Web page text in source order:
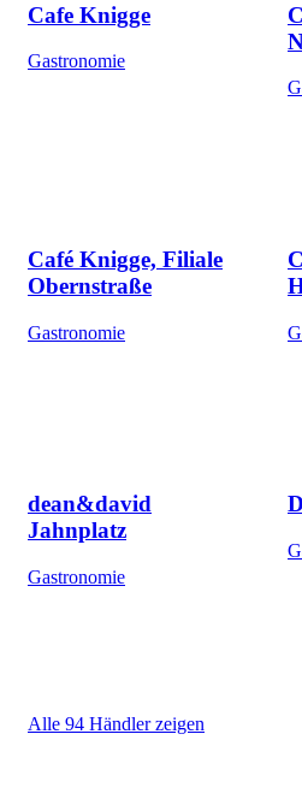
Cafe Knigge
Gastronomie
Café Knigge, Filiale
Obernstraße
Gastronomie
dean&david
Jahnplatz
Gastronomie
Alle 94 Händler zeigen